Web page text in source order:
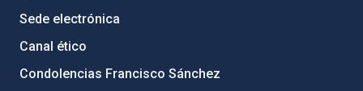
Sede electrónica
Canal ético
Condolencias Francisco Sánchez